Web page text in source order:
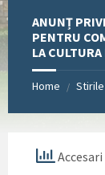
ANUNȚ
PENTRU
LA
Home /